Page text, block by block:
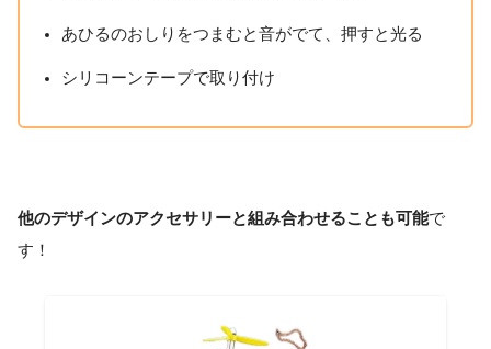
あひるのおしりをつまむと音がでて、押すと光る
シリコーンテープで取り付け
他のデザインのアクセサリーと組み合わせることも可能で
す！